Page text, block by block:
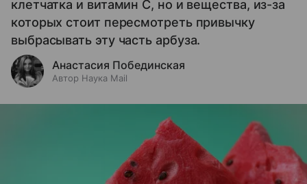
клетчатка и витамин С, но и вещества, из-за
которых стоит пересмотреть привычку
выбрасывать эту часть арбуза.
Анастасия Побединская
Автор Наука Mail